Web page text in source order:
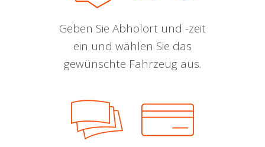
Geben Sie Abholort und -zeit
ein und wählen Sie das
gewünschte Fahrzeug aus.